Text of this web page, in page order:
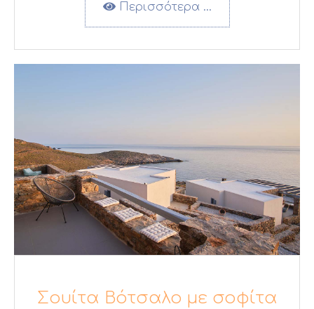
Περισσότερα …
Σουίτα Βότσαλο με σοφίτα